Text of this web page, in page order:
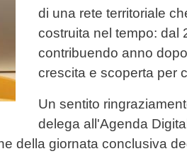
di una rete territoriale
costruita nel tempo: dal
contribuendo anno
crescita e scoperta per
Un sentito
delega all'Agenda
della giornata conclusiva